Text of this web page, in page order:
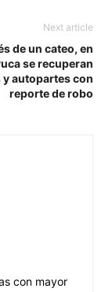
Next article
de un cateo, en
se recuperan
autopartes con
reporte de robo
con mayor